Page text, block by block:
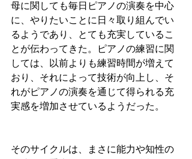
母に関しても毎日ピアノの演奏を中心
に、やりたいことに日々取り組んでい
るようであり、とても充実しているこ
とが伝わってきた。ピアノの練習に関
しては、以前よりも練習時間が増えて
おり、それによって技術が向上し、そ
れがピアノの演奏を通じて得られる充
実感を増加させているようだった。
そのサイクルは、まさに能力や知性の